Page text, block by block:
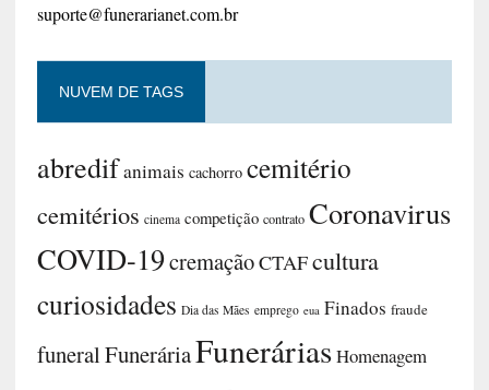
suporte@funerarianet.com.br
NUVEM DE TAGS
abredifanimais cachorro cemitério
cemitérios cinema competição contrato Coronavirus
COVID-19cremaçãoCTAFcultura
curiosidades Dia das Mães emprego eua Finados fraude
funeralFuneráriaFuneráriasHomenagem